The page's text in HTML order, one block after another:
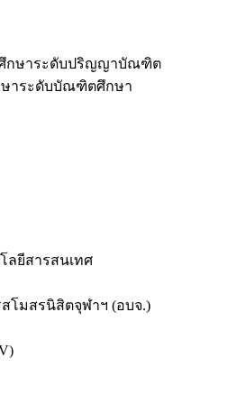
ศึกษาระดับปริญญาบัณฑิต
ษาระดับบัณฑิตศึกษา
ลยีสารสนเทศ
โมสรนิสิตจุฬาฯ (อบจ.)